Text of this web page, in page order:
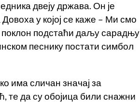
двеју држава. Он је
у којој се каже – Ми смо
поклон подстаћи даљу сарадњу
песнику постати симбол
има сличан значај за
те да су обојица били снажни